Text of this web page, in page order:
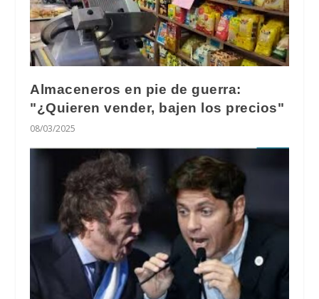
Almaceneros en pie de guerra:
"¿Quieren vender, bajen los precios"
08/03/2025